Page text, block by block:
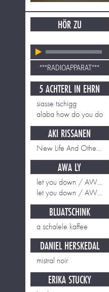
HÖR ZU
***RADIOAPPARAT***
5 ACHTERL IN EHRN
siasse tschigg
alaba how do you do
AKI RISSANEN
New Life And Other Beginnings
AWA LY
let you down / AWA LY
let you down / AWA LY
BLUATSCHINK
a schalele kaffee
DANIEL HERSKEDAL
mistral noir
ERIKA STUCKY